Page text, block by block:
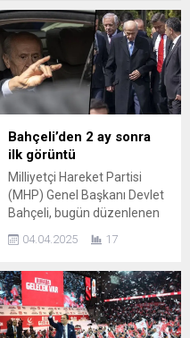
Bahçeli’den 2 ay sonra
ilk görüntü
Milliyetçi Hareket Partisi
(MHP) Genel Başkanı Devlet
Bahçeli, bugün düzenlenen
katılmayarak dikkat
itibaren görüntü vermeyen
Bahçeli, iki ayın ardından ilk
kez MHP’nin Kurucu Genel
04.04.2025 17